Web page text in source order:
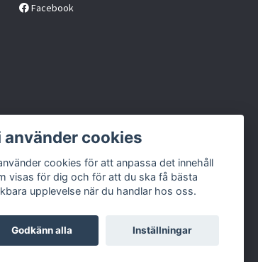
Facebook
använder cookies
cookies för att anpassa det innehåll
visas för dig och för att du ska få bästa
upplevelse när du handlar hos oss.
Godkänn alla Inställningar